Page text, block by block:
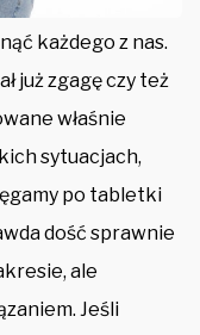
każdego z nas.
już zgagę czy też
właśnie
sytuacjach,
po tabletki
dość sprawnie
ale
Jeśli